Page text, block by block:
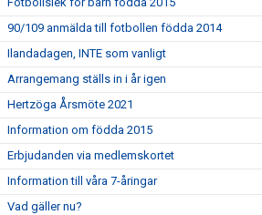
90/109 anmälda till fotbollen födda 2014
Ilandadagen, INTE som vanligt
Arrangemang ställs in i år igen
Hertzöga Årsmöte 2021
Information om födda 2015
Erbjudanden via medlemskortet
Information till våra 7-åringar
Vad gäller nu?